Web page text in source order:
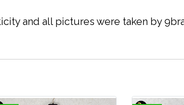
and all pictures were taken by